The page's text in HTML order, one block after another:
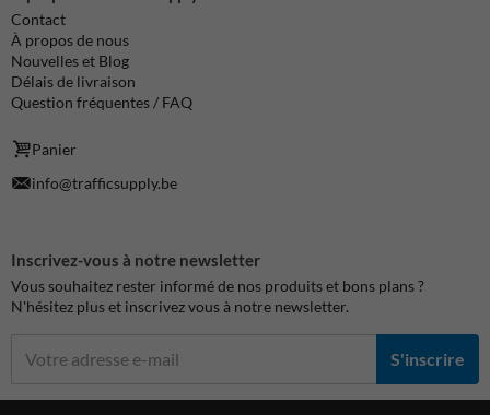
Contact
À propos de nous
Nouvelles et Blog
Délais de livraison
Question fréquentes / FAQ
Panier
info@trafficsupply.be
Inscrivez-vous à notre newsletter
Vous souhaitez rester informé de nos produits et bons plans ?
N'hésitez plus et inscrivez vous à notre newsletter.
S'inscrire